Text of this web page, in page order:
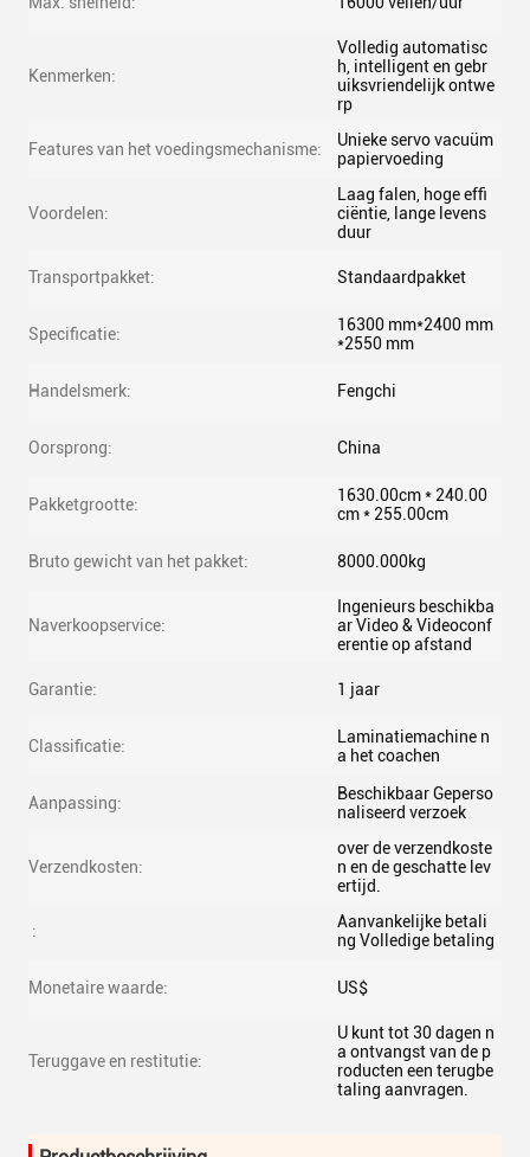
Kenmerken:
Volledig automatisc
h, intelligent en gebr
uiksvriendelijk ontwe
rp
Features van het voedingsmechanisme:
Unieke servo vacuüm
papiervoeding
Voordelen:
Laag falen, hoge effi
ciëntie, lange levens
duur
Transportpakket: Standaardpakket
Specificatie:
16300 mm*2400 mm
*2550 mm
Handelsmerk: Fengchi
Oorsprong: China
Pakketgrootte:
1630.00cm * 240.00
cm * 255.00cm
Bruto gewicht van het pakket: 8000.000kg
Naverkoopservice:
Ingenieurs beschikba
ar Video & Videoconf
erentie op afstand
Garantie: 1 jaar
Classificatie:
Laminatiemachine n
a het coachen
Aanpassing:
Beschikbaar Geperso
naliseerd verzoek
Verzendkosten:
over de verzendkoste
n en de geschatte lev
ertijd.
:
Aanvankelijke betali
ng Volledige betaling
Monetaire waarde: US$
Teruggave en restitutie:
U kunt tot 30 dagen n
a ontvangst van de p
roducten een terugbe
taling aanvragen.